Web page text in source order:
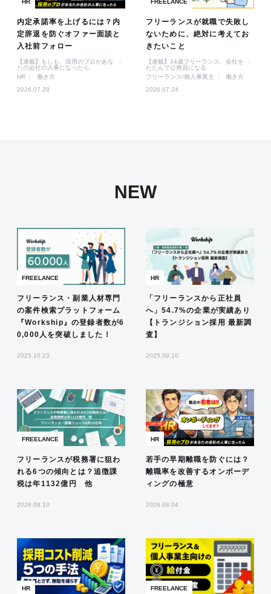
HR
内定承諾率を上げるには？内
定辞退を防ぐオファー面談と
入社前フォロー
【連載】もしも、採用のプロがあな
たの会社の人事になったら
HR
働き方
2026.07.28
FREELANCE
フリーランスが就職で失敗し
ないために、絶対に考えてお
きたいこと
【連載】34歳フリーランス、会社を
たたんで公務員になる
フリーランス/個人事業主
働き方
2026.07.24
NEW
FREELANCE
フリーランス・副業人材専門
の案件検索プラットフォーム
『Workship』の登録者数が6
0,000人を突破しました！
2025.10.23
HR
「フリーランスから正社員
へ」54.7%の企業が実績あり
【トランジション採用 最新調
査】
2025.09.10
FREELANCE
フリーランスが税務署に狙わ
れる6つの傾向とは？追徴課
税は年1132億円 他
2026.08.10
HR
若手の早期離職を防ぐには？
離職率を改善するオンボーデ
ィングの極意
2026.08.04
HR FREELANCE